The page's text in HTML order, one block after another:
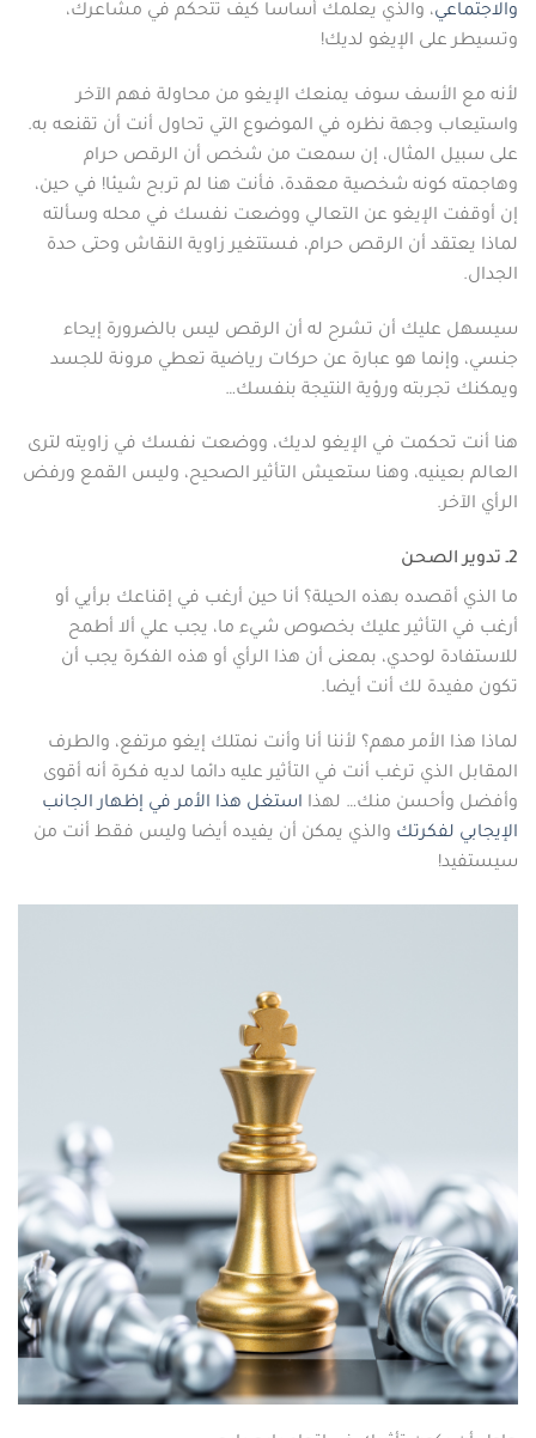
والاجتماعي، والذي يعلمك أساسا كيف تتحكم في مشاعرك،
وتسيطر على الإيغو لديك!
لأنه مع الأسف سوف يمنعك الإيغو من محاولة فهم الآخر
واستيعاب وجهة نظره في الموضوع التي تحاول أنت أن تقنعه به.
على سبيل المثال، إن سمعت من شخص أن الرقص حرام
وهاجمته كونه شخصية معقدة، فأنت هنا لم تربح شيئا! في حين،
إن أوقفت الإيغو عن التعالي ووضعت نفسك في محله وسألته
لماذا يعتقد أن الرقص حرام، فستتغير زاوية النقاش وحتى حدة
الجدال.
سيسهل عليك أن تشرح له أن الرقص ليس بالضرورة إيحاء
جنسي، وإنما هو عبارة عن حركات رياضية تعطي مرونة للجسد
ويمكنك تجربته ورؤية النتيجة بنفسك…
هنا أنت تحكمت في الإيغو لديك، ووضعت نفسك في زاويته لترى
العالم بعينيه، وهنا ستعيش التأثير الصحيح، وليس القمع ورفض
الرأي الآخر.
2ـ تدوير الصحن
ما الذي أقصده بهذه الحيلة؟ أنا حين أرغب في إقناعك برأيي أو
أرغب في التأثير عليك بخصوص شيء ما، يجب علي ألا أطمح
للاستفادة لوحدي، بمعنى أن هذا الرأي أو هذه الفكرة يجب أن
تكون مفيدة لك أنت أيضا.
لماذا هذا الأمر مهم؟ لأننا أنا وأنت نمتلك إيغو مرتفع، والطرف
المقابل الذي ترغب أنت في التأثير عليه دائما لديه فكرة أنه أقوى
وأفضل وأحسن منك… لهذا استغل هذا الأمر في إظهار الجانب
الإيجابي لفكرتك والذي يمكن أن يفيده أيضا وليس فقط أنت من
سيستفيد!